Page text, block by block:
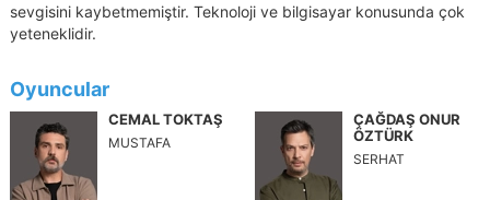
sevgisini kaybetmemiştir. Teknoloji ve bilgisayar konusunda çok
yeteneklidir.
Oyuncular
CEMAL TOKTAŞ
MUSTAFA
ÇAĞDAŞ ONUR
ÖZTÜRK
SERHAT